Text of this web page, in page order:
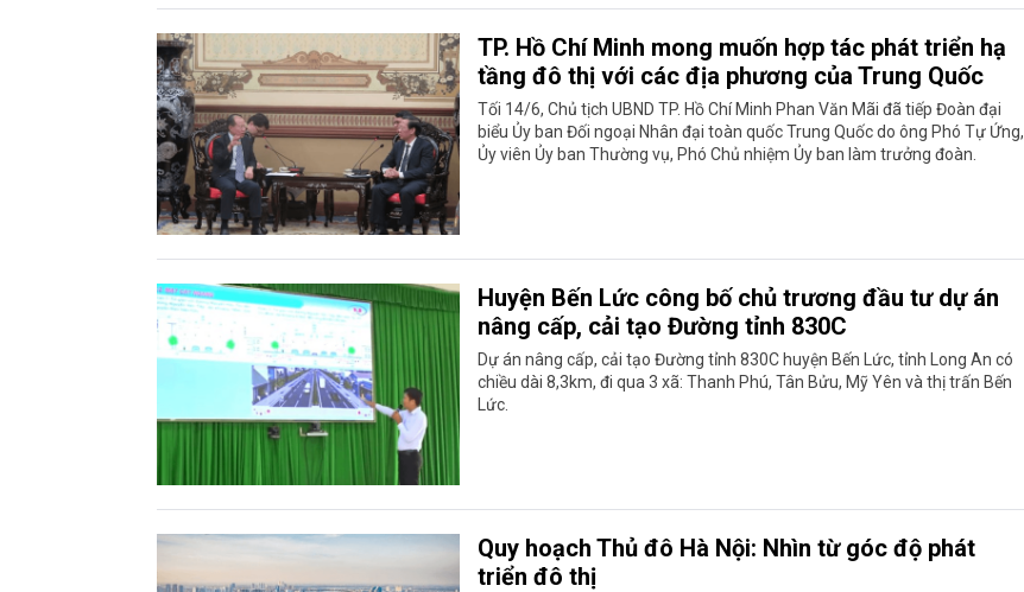
TP. Hồ Chí Minh mong muốn hợp tác phát triển hạ
tầng đô thị với các địa phương của Trung Quốc
Tối 14/6, Chủ tịch UBND TP. Hồ Chí Minh Phan Văn Mãi đã tiếp Đoàn đại
biểu Ủy ban Đối ngoại Nhân đại toàn quốc Trung Quốc do ông Phó Tự Ứng,
Ủy viên Ủy ban Thường vụ, Phó Chủ nhiệm Ủy ban làm trưởng đoàn.
Huyện Bến Lức công bố chủ trương đầu tư dự án
nâng cấp, cải tạo Đường tỉnh 830C
Dự án nâng cấp, cải tạo Đường tỉnh 830C huyện Bến Lức, tỉnh Long An có
chiều dài 8,3km, đi qua 3 xã: Thanh Phú, Tân Bửu, Mỹ Yên và thị trấn Bến
Lức.
Quy hoạch Thủ đô Hà Nội: Nhìn từ góc độ phát
triển đô thị